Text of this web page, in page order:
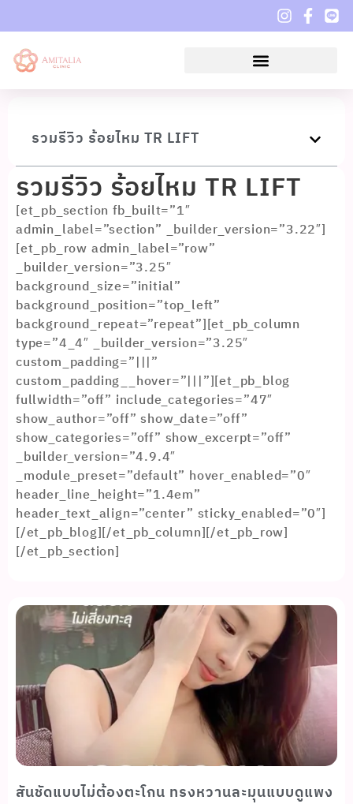
รวมรีวิว ร้อยไหม TR LIFT
รวมรีวิว ร้อยไหม TR LIFT
[et_pb_section fb_built=”1″
admin_label=”section” _builder_version=”3.22″]
[et_pb_row admin_label=”row”
_builder_version=”3.25″
background_size=”initial”
background_position=”top_left”
background_repeat=”repeat”][et_pb_column
type=”4_4″ _builder_version=”3.25″
custom_padding=”|||”
custom_padding__hover=”|||”][et_pb_blog
fullwidth=”off” include_categories=”47″
show_author=”off” show_date=”off”
show_categories=”off” show_excerpt=”off”
_builder_version=”4.9.4″
_module_preset=”default” hover_enabled=”0″
header_line_height=”1.4em”
header_text_align=”center” sticky_enabled=”0″]
[/et_pb_blog][/et_pb_column][/et_pb_row]
[/et_pb_section]
สันชัดแบบไม่ต้องตะโกน ทรงหวานละมุนแบบดูแพง